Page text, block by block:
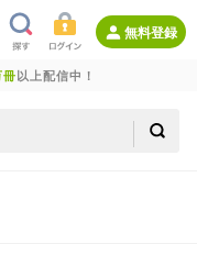
無料登録
以上配信中！